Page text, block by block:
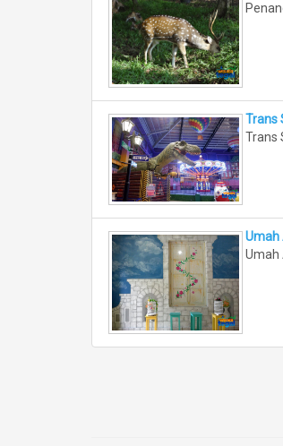
Trans
Trans
Umah
Umah